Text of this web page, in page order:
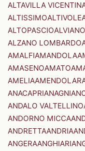
ALTAVILLA
ALTISSIMOALTIVOLE
ALTOPASCIOALVIANO
ALZANO LOMBARDO
AMALFIAMANDOLA
AMASENOAMATO
AMELIA
ANACAPRIANAGNI
ANDALO VALTELLINO
ANDORNO MICCA
ANDRETTAANDRIA
ANGERAANGHIARI